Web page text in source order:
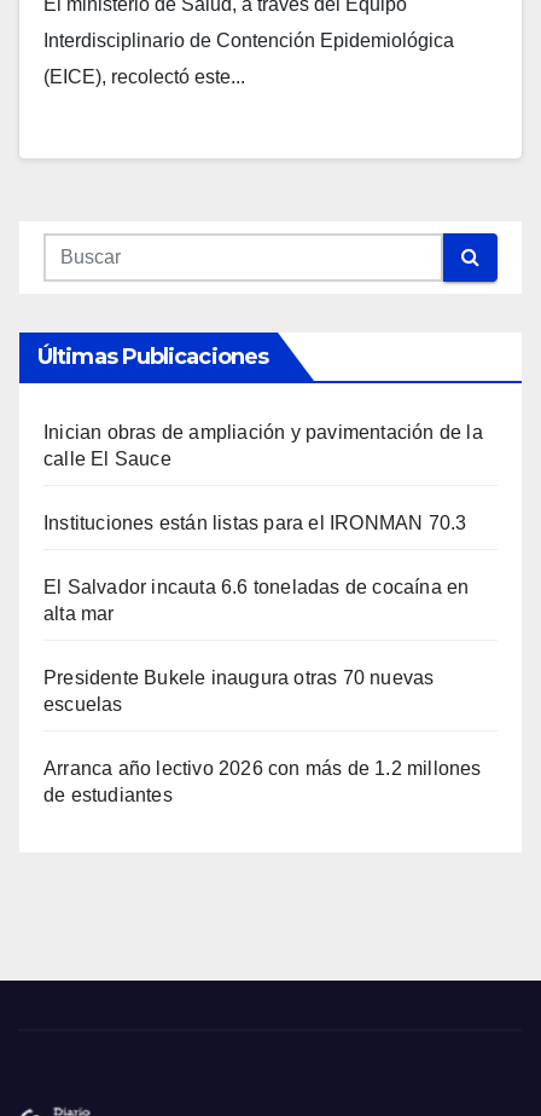
Interdisciplinario de Contención Epidemiológica
(EICE), recolectó este...
Últimas Publicaciones
Inician obras de ampliación y pavimentación de la
calle El Sauce
Instituciones están listas para el IRONMAN 70.3
El Salvador incauta 6.6 toneladas de cocaína en
alta mar
Presidente Bukele inaugura otras 70 nuevas
escuelas
Arranca año lectivo 2026 con más de 1.2 millones
de estudiantes